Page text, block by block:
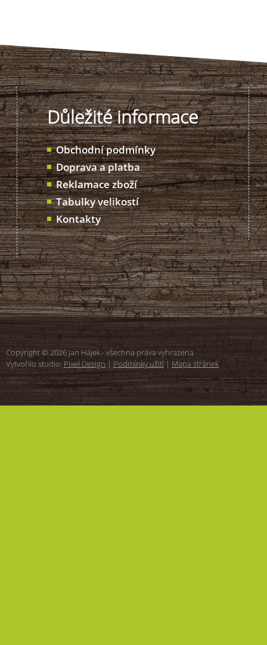
Důležité informace
Obchodní podmínky
Doprava a platba
Reklamace zboží
Tabulky velikostí
Kontakty
Copyright © 2026 Jan Hájek - všechna práva vyhrazena
Vytvořilo studio: Pixel Design | Podmínky užití | Mapa stránek